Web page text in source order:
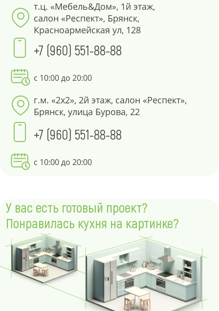
т.ц. «Мебель&Дом», 1й этаж,
салон «Респект», Брянск,
Красноармейская ул, 128
+7 (960) 551-88-88
с 10:00 до 20:00
г.м. «2х2», 2й этаж, салон «Респект»,
Брянск, улица Бурова, 22
+7 (960) 551-88-88
с 10:00 до 20:00
У вас есть готовый проект?
Понравилась кухня на картинке?